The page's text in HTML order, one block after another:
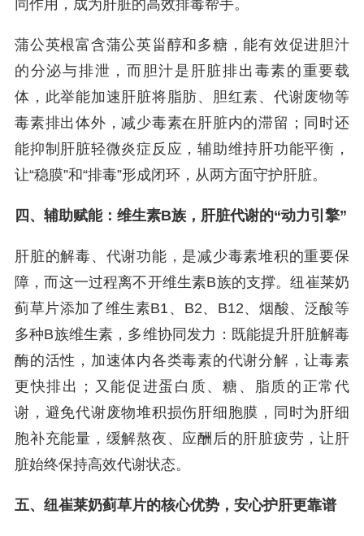
同作用，成为肝脏的高效排毒帮手。
蒲公英根富含蒲公英甾醇和多糖，能有效促进胆汁
的分泌与排泄，而胆汁是肝脏排出毒素的重要载
体，此举能加速肝脏将脂肪、胆红素、代谢废物等
毒素排出体外，减少毒素在肝脏内的滞留；同时还
能抑制肝脏轻微炎症反应，辅助维持肝功能平衡，
让“稳膜”和“排毒”形成闭环，从两方面守护肝脏。
四、辅助赋能：维生素B族，肝脏代谢的“动力引擎”
肝脏的解毒、代谢功能，是减少毒素堆积的重要保
障，而这一过程离不开维生素B族的支撑。纽崔莱奶
蓟草片添加了维生素B1、B2、B12、烟酸、泛酸等
多种B族维生素，多维协同发力：既能提升肝脏解毒
酶的活性，加速体内各类毒素的代谢分解，让毒素
更快排出；又能促进蛋白质、糖、脂质的正常代
谢，避免代谢废物堆积损伤肝细胞膜，同时为肝细
胞补充能量，缓解熬夜、应酬后的肝脏疲劳，让肝
脏始终保持高效代谢状态。
五、纽崔莱奶蓟草片的核心优势，安心护肝更靠谱